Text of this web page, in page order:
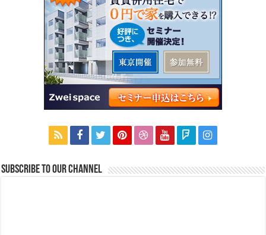
Subscribe to our Channel